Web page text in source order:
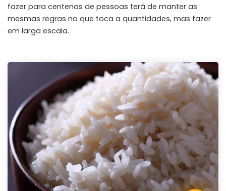
fazer para centenas de pessoas terá de manter as
mesmas regras no que toca a quantidades, mas fazer
em larga escala.